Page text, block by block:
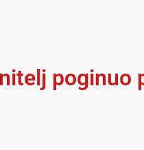
poginuo